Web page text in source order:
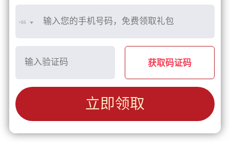
+86
获取码证码
立即领取